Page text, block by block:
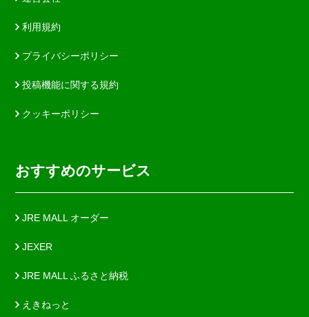
利用規約
プライバシーポリシー
投稿機能に関する規約
クッキーポリシー
おすすめのサービス
JRE MALL オーダー
JEXER
JRE MALL ふるさと納税
えきねっと